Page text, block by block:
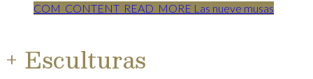
COM_CONTENT_READ_MORE Las nueve musas
+ Esculturas